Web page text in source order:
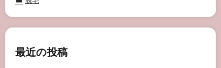
最近の投稿